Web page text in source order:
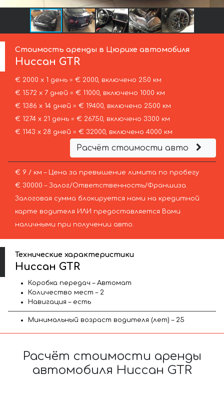
Стоимость аренды в Цюрихе автомобиля
Ниссан GTR
€ 2000 х 1 день = € 2000, включено 250 км
€ 1572 х 7 дней = € 11000, включено 1000 км
€ 1386 х 14 дней = € 19400, включено 2500 км
€ 1274 х 21 день = € 26750, включено 3300 км
€ 1143 х 28 дней = € 32000, включено 4000 км
Расчёт стоимости авто
€ 9 / км – Цена за превышение лимита по пробегу
€ 30000 – Залог/Ответственность/Франшиза.
Залоговая сумма блокируется нами на кредитной
карте водителя ИЛИ предоставляется Вами
наличными при получении авто.
Технические характеристики
Ниссан GTR
Коробка передач – Автомат
Количество мест – 2
Навигация – есть
Минимальный возраст водителя (лет) – 25
Расчёт стоимости аренды
автомобиля Ниссан GTR